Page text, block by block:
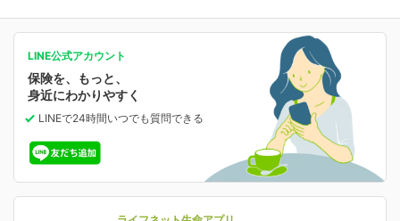
保険ジャンバラヤ
あなたの人生と保険選びのためのWebメディア
選ばれる理由・評判
ライフネット生命の特長
ライフネット生命が選ばれる理由がわかる！
評判・口コミ
ご契約者さまに聞きました！
がん保険
がんに備える
女性保険
女性特有の病気に備える
就業不能保険
就業不能状態に備える
ご契約内容の確認
お客さま情報の確認・変更
保険料の支払い方法の変更
中断したお申し込みの再開
お申し込み後の状況確認
減額・解約・追加契約の申し込み など
会社情報
業績・財務情報
保険金等の支払状況
採用情報
保険相談サービス
よくあるご質問
資料請求
LINE公式アカウント
保険を、もっと、
身近にわかりやすく
LINEで24時間いつでも質問できる